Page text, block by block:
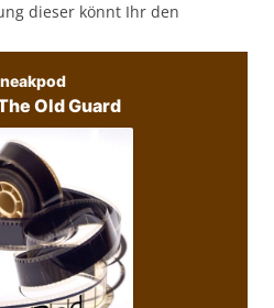
dieser könnt Ihr den